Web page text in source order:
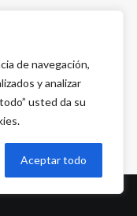
de navegación,
y analizar
usted da su
Aceptar todo